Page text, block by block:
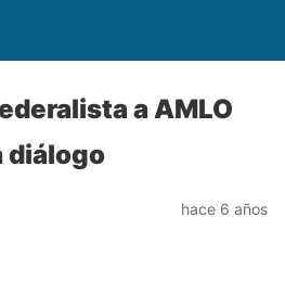
a AMLO
diálogo
hace 6 años